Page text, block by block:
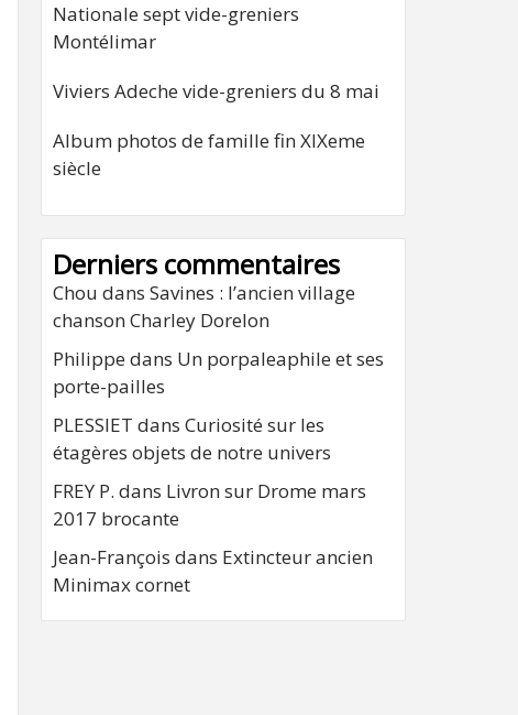
Nationale sept vide-greniers
Montélimar
Viviers Adeche vide-greniers du 8 mai
Album photos de famille fin XIXeme
siècle
Derniers commentaires
Chou dans Savines : l’ancien village
chanson Charley Dorelon
Philippe dans Un porpaleaphile et ses
porte-pailles
PLESSIET dans Curiosité sur les
étagères objets de notre univers
FREY P. dans Livron sur Drome mars
2017 brocante
Jean-François dans Extincteur ancien
Minimax cornet